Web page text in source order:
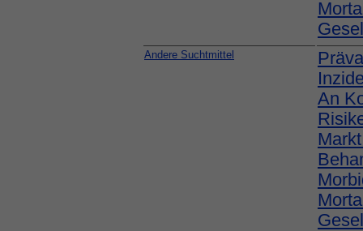
Andere Suchtmittel
An